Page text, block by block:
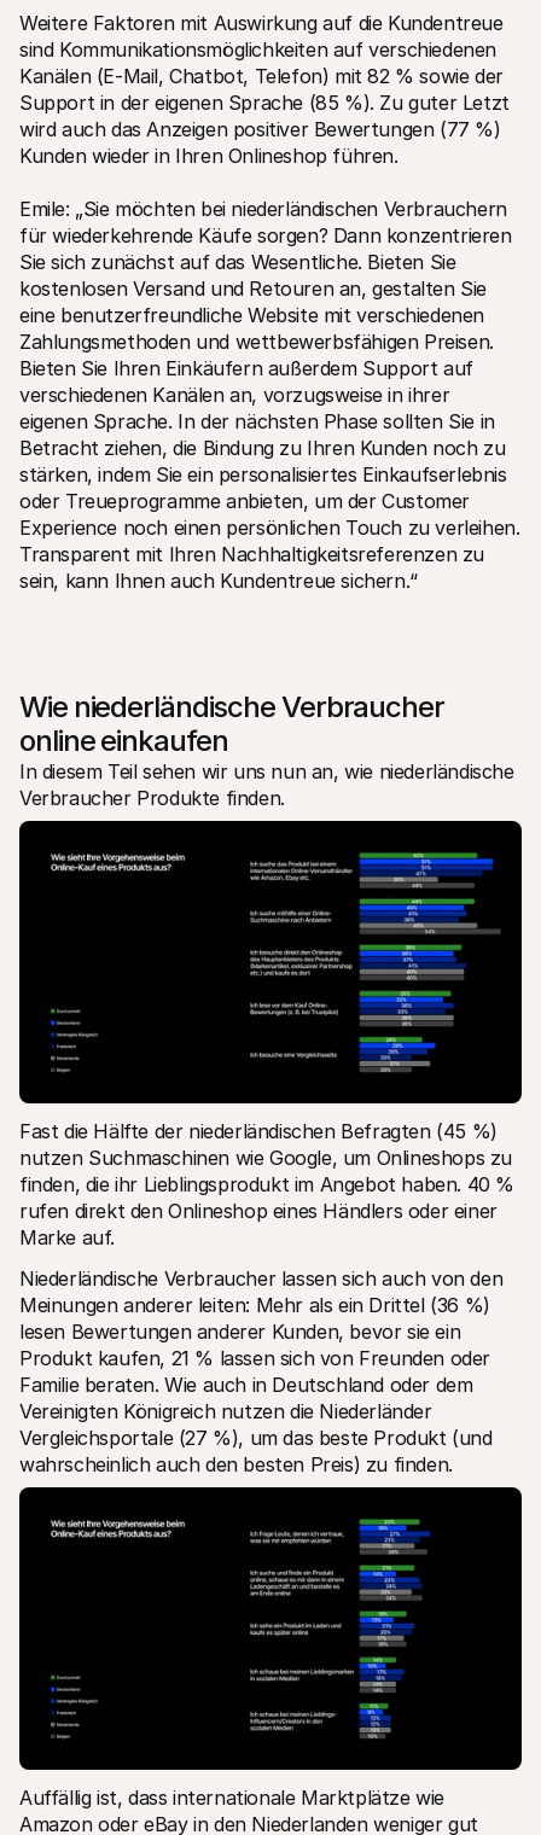
Weitere Faktoren mit Auswirkung auf die Kundentreue
sind Kommunikationsmöglichkeiten auf verschiedenen
Kanälen (E-Mail, Chatbot, Telefon) mit 82 % sowie der
Support in der eigenen Sprache (85 %). Zu guter Letzt
wird auch das Anzeigen positiver Bewertungen (77 %)
Kunden wieder in Ihren Onlineshop führen.
Emile: „Sie möchten bei niederländischen Verbrauchern
für wiederkehrende Käufe sorgen? Dann konzentrieren
Sie sich zunächst auf das Wesentliche. Bieten Sie
kostenlosen Versand und Retouren an, gestalten Sie
eine benutzerfreundliche Website mit verschiedenen
Zahlungsmethoden und wettbewerbsfähigen Preisen.
Bieten Sie Ihren Einkäufern außerdem Support auf
verschiedenen Kanälen an, vorzugsweise in ihrer
eigenen Sprache. In der nächsten Phase sollten Sie in
Betracht ziehen, die Bindung zu Ihren Kunden noch zu
stärken, indem Sie ein personalisiertes Einkaufserlebnis
oder Treueprogramme anbieten, um der Customer
Experience noch einen persönlichen Touch zu verleihen.
Transparent mit Ihren Nachhaltigkeitsreferenzen zu
sein, kann Ihnen auch Kundentreue sichern.“
Wie niederländische Verbraucher
online einkaufen
In diesem Teil sehen wir uns nun an, wie niederländische
Verbraucher Produkte finden.
Fast die Hälfte der niederländischen Befragten (45 %)
nutzen Suchmaschinen wie Google, um Onlineshops zu
finden, die ihr Lieblingsprodukt im Angebot haben. 40 %
rufen direkt den Onlineshop eines Händlers oder einer
Marke auf.
Niederländische Verbraucher lassen sich auch von den
Meinungen anderer leiten: Mehr als ein Drittel (36 %)
lesen Bewertungen anderer Kunden, bevor sie ein
Produkt kaufen, 21 % lassen sich von Freunden oder
Familie beraten. Wie auch in Deutschland oder dem
Vereinigten Königreich nutzen die Niederländer
Vergleichsportale (27 %), um das beste Produkt (und
wahrscheinlich auch den besten Preis) zu finden.
Auffällig ist, dass internationale Marktplätze wie
Amazon oder eBay in den Niederlanden weniger gut